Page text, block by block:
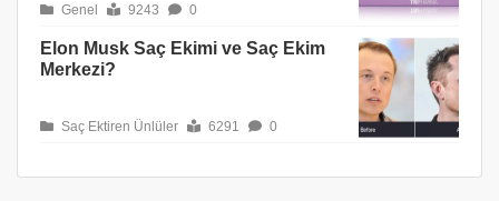
Genel 9243 0
Elon Musk Saç Ekimi ve Saç Ekim
Merkezi?
Saç Ektiren Ünlüler 6291 0